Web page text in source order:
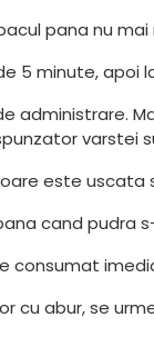
pana nu
5 minute, apoi
administrare.
varstei
este uscata
cand pudra
consumat
cu abur, se